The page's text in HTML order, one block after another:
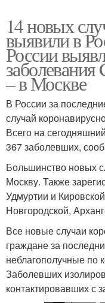
14 новых
выявили в
России
– в Москве
В России за
случай
Всего на
367 заболевших,
Большинство новых
Москву. Также
Удмуртии и
Новгородской,
Все новые случаи
граждане за
неблагополучные по
Заболевших
контактировавших с